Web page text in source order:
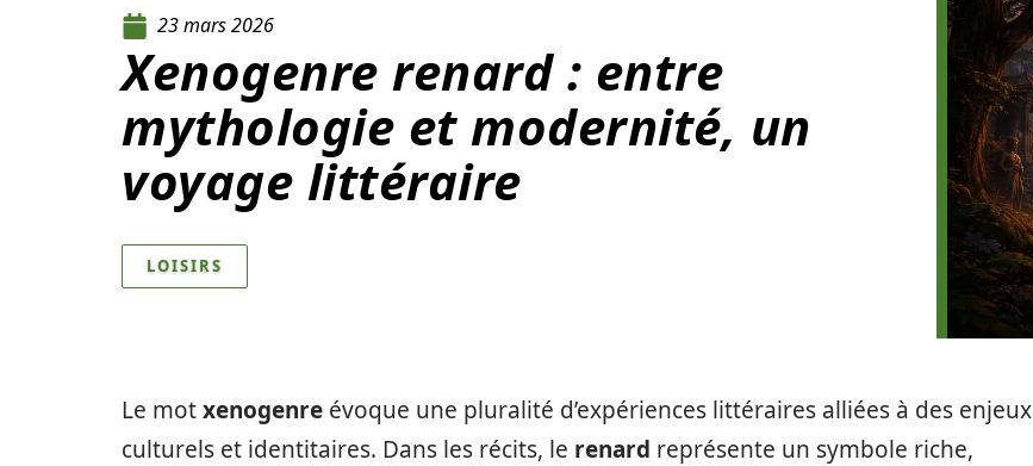
23 mars 2026
Xenogenre renard : entre
mythologie et modernité, un
voyage littéraire
LOISIRS
Le motxenogenre évoque une pluralité d’expériences littéraires alliées à des enjeux
culturels et identitaires. Dans les récits, le renard représente un symbole riche,